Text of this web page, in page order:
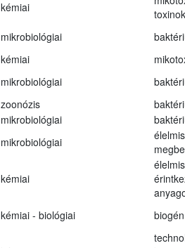
kémiai
toxinok
mikrobiológiai
kémiai
mikrobiológiai
zoonózis
mikrobiológiai
mikrobiológiai
kémiai
kémiai - biológiai